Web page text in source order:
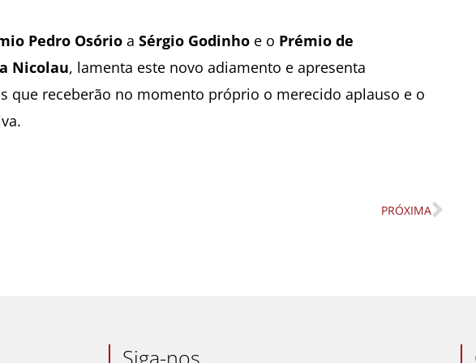
Pedro Osório aSérgio Godinho e o Prémio de
Nicolau, lamenta este novo adiamento e apresenta
que receberão no momento próprio o merecido aplauso e o
PRÓXIMANext
Siga-nos